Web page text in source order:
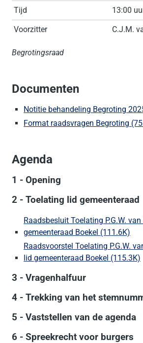
Tijd 13:00
Voorzitter C.J.M.
Begrotingsraad
Documenten
Notitie behandeling Begroting
Format raadsvragen Begroting
Agenda
1 - Opening
2 - Toelating lid gemeenteraad
Raadsbesluit Toelating P.G.W.
gemeenteraad Boekel (111.6K)
Raadsvoorstel Toelating P.G.W.
lid gemeenteraad Boekel (115.3K)
3 - Vragenhalfuur
4 - Trekking van het
5 - Vaststellen van de agenda
6 - Spreekrecht voor burgers